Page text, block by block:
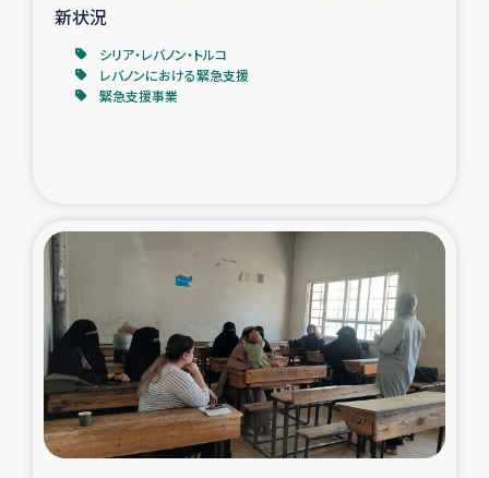
新状況
シリア・レバノン・トルコ
レバノンにおける緊急支援
緊急支援事業